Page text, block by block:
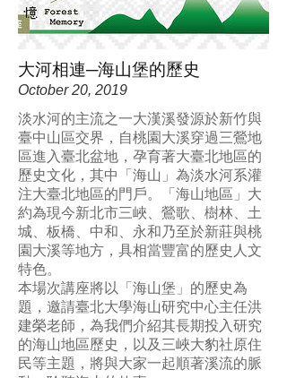
⼤河相連─海⼭堡的歷史
October 20, 2019
淡水河的主流之一大漢溪發源於新竹與
臺中山區交界，自桃園大溪穿過三鶯地
區進入臺北盆地，孕育著大臺北地區的
歷史文化，其中「海山」為淡水河系灌
注大臺北地區的門戶。「海山地區」大
約為現今新北市三峽、鶯歌、樹林、土
城、板橋、中和、永和乃至於新莊與桃
園大溪等地方，具相當豐富的歷史人文
特色。
本場次講座將以「海山堡」的歷史為
題，邀請臺北⼤學海⼭研究中⼼主任洪
建榮老師，為我們介紹其⻑期投入研究
的海⼭地區歷史，以及三峽⼤豹社原住
⺠等主題，將與大家一起順著溪流的脈